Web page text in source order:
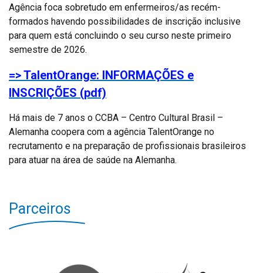
Agência foca sobretudo em enfermeiros/as recém-
formados havendo possibilidades de inscrição inclusive
para quem está concluindo o seu curso neste primeiro
semestre de 2026.
=> TalentOrange: INFORMAÇÕES e
INSCRIÇÕES (pdf)
Há mais de 7 anos o CCBA – Centro Cultural Brasil –
Alemanha coopera com a agência TalentOrange no
recrutamento e na preparação de profissionais brasileiros
para atuar na área de saúde na Alemanha.
Parceiros